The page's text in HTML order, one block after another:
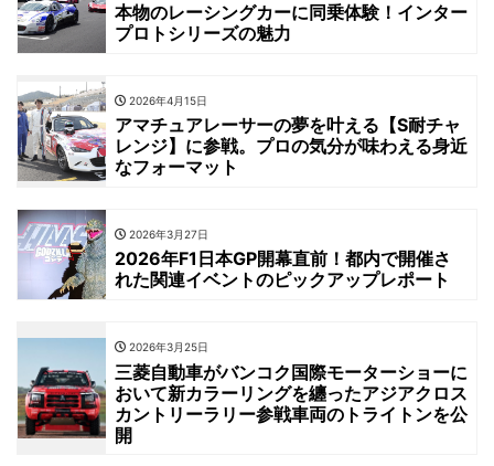
本物のレーシングカーに同乗体験！インター
プロトシリーズの魅力
2026年4月15日
アマチュアレーサーの夢を叶える【S耐チャ
レンジ】に参戦。プロの気分が味わえる身近
なフォーマット
2026年3月27日
2026年F1日本GP開幕直前！都内で開催さ
れた関連イベントのピックアップレポート
2026年3月25日
三菱自動車がバンコク国際モーターショーに
おいて新カラーリングを纏ったアジアクロス
カントリーラリー参戦車両のトライトンを公
開